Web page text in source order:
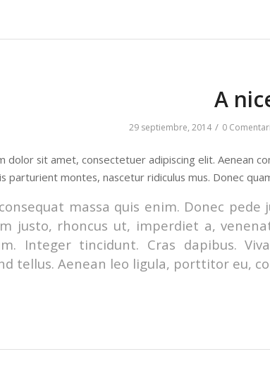
A
29 septiembre, 2014 / 0
dolor sit amet, consectetuer adipiscing elit. Aenean
parturient montes, nascetur ridiculus mus. Donec
massa quis enim. Donec
justo, rhoncus ut, imperdiet a,
Integer tincidunt. Cras dapibus.
tellus. Aenean leo ligula, porttitor eu,